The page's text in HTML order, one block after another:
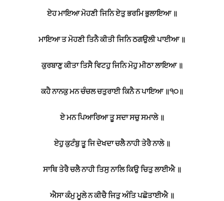
ਏਹ ਮਾਇਆ ਮੋਹਣੀ ਜਿਨਿ ਏਤੁ ਭਰਮਿ ਭੁਲਾਇਆ ॥
ਮਾਇਆ ਤ ਮੋਹਣੀ ਤਿਨੈ ਕੀਤੀ ਜਿਨਿ ਠਗਉਲੀ ਪਾਈਆ ॥
ਕੁਰਬਾਣੁ ਕੀਤਾ ਤਿਸੈ ਵਿਟਹੁ ਜਿਨਿ ਮੋਹੁ ਮੀਠਾ ਲਾਇਆ ॥
ਕਹੈ ਨਾਨਕੁ ਮਨ ਚੰਚਲ ਚਤੁਰਾਈ ਕਿਨੈ ਨ ਪਾਇਆ ॥੧੦॥
ਏ ਮਨ ਪਿਆਰਿਆ ਤੂ ਸਦਾ ਸਚੁ ਸਮਾਲੇ ॥
ਏਹੁ ਕੁਟੰਬੁ ਤੂ ਜਿ ਦੇਖਦਾ ਚਲੈ ਨਾਹੀ ਤੇਰੈ ਨਾਲੇ ॥
ਸਾਥਿ ਤੇਰੈ ਚਲੈ ਨਾਹੀ ਤਿਸੁ ਨਾਲਿ ਕਿਉ ਚਿਤੁ ਲਾਈਐ ॥
ਐਸਾ ਕੰਮੁ ਮੂਲੇ ਨ ਕੀਚੈ ਜਿਤੁ ਅੰਤਿ ਪਛੋਤਾਈਐ ॥